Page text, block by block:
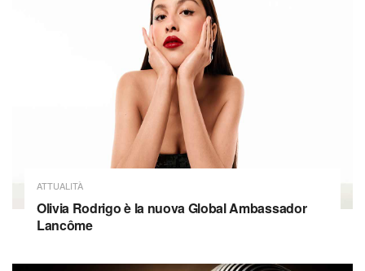
ATTUALITÀ
Olivia Rodrigo è la nuova Global Ambassador
Lancôme